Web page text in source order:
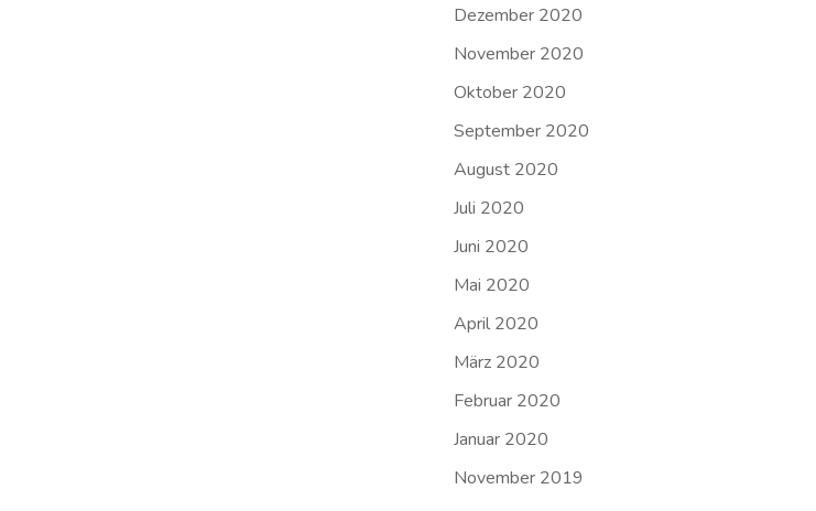
Dezember 2020
November 2020
Oktober 2020
September 2020
August 2020
Juli 2020
Juni 2020
Mai 2020
April 2020
März 2020
Februar 2020
Januar 2020
November 2019